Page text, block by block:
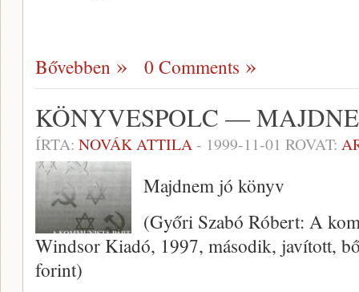
Bővebben 0 Comments
KÖNYVESPOLC —
ÍRTA: NOVÁK ATTILA- 1999-11-01 ROVAT:
Majdnem jó könyv
(Győri Szabó Róbert: A
Windsor Kiadó, 1997, második, javított,
forint)